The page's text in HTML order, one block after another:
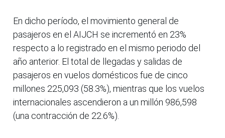
En dicho período, el movimiento general de
pasajeros en el AIJCH se incrementó en 23%
respecto a lo registrado en el mismo periodo del
año anterior. El total de llegadas y salidas de
pasajeros en vuelos domésticos fue de cinco
millones 225,093 (58.3%), mientras que los vuelos
internacionales ascendieron a un millón 986,598
(una contracción de 22.6%).